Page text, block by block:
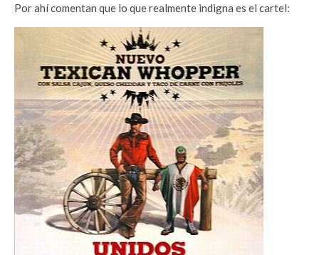
Por ahí comentan que lo que realmente indigna es el cartel: